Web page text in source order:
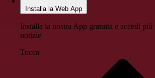
Installa la Web App
Installa la nostra App gratuita e accedi più
notizie
Tocca